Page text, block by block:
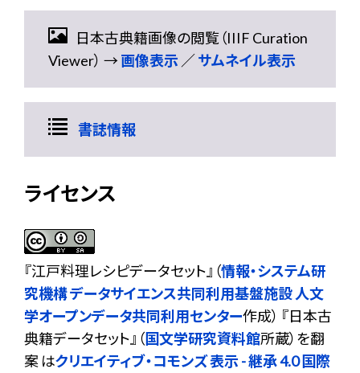
日本古典籍画像の閲覧（IIIF Curation
Viewer） →画像表示 ／サムネイル表示
書誌情報
ライセンス
『江戸料理レシピデータセット 』（情報・システム研
究機構 データサイエンス共同利用基盤施設 人文
学オープンデータ共同利用センター作成） 『日本古
典籍データセット』（国文学研究資料館所蔵）を翻
案 はクリエイティブ・コモンズ 表示 - 継承 4.0 国際